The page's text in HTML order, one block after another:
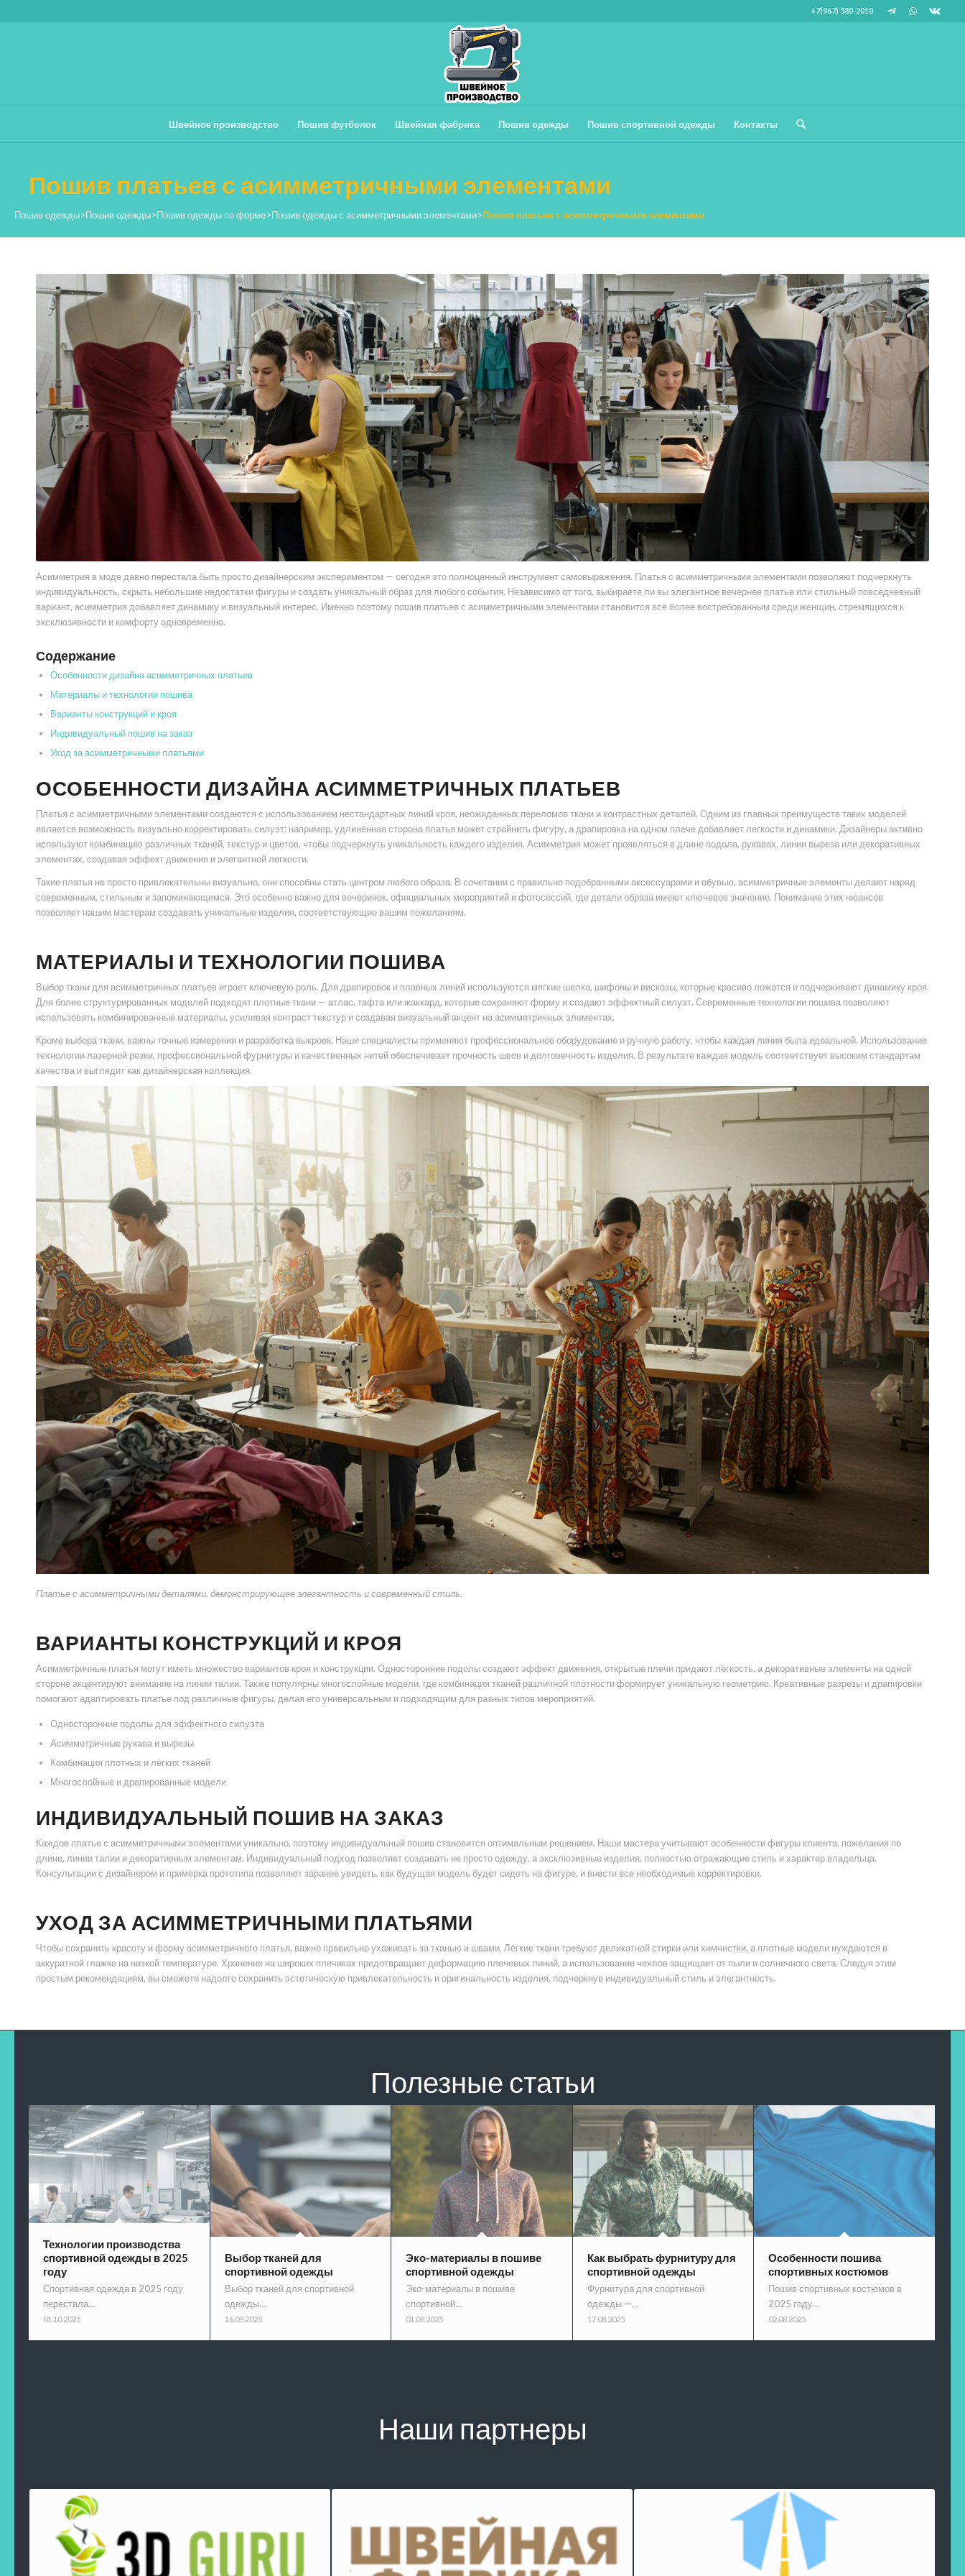
+7(967) 580-2010
Швейное производство Пошив футболок Швейная фабрика Пошив одежды Пошив спортивной одежды Контакты
Пошив платьев с асимметричными элементами
Пошив одежды>Пошив одежды>Пошив одежды по форме>Пошив одежды с асимметричными элементами>Пошив платьев с асимметричными элементами
Асимметрия в моде давно перестала быть просто дизайнерским экспериментом — сегодня это полноценный инструмент самовыражения. Платья с асимметричными элементами позволяют подчеркнуть
индивидуальность, скрыть небольшие недостатки фигуры и создать уникальный образ для любого события. Независимо от того, выбираете ли вы элегантное вечернее платье или стильный повседневный
вариант, асимметрия добавляет динамику и визуальный интерес. Именно поэтому пошив платьев с асимметричными элементами становится всё более востребованным среди женщин, стремящихся к
эксклюзивности и комфорту одновременно.
Содержание
Особенности дизайна асимметричных платьев
Материалы и технологии пошива
Варианты конструкций и кроя
Индивидуальный пошив на заказ
Уход за асимметричными платьями
ОСОБЕННОСТИ ДИЗАЙНА АСИММЕТРИЧНЫХ ПЛАТЬЕВ
Платья с асимметричными элементами создаются с использованием нестандартных линий кроя, неожиданных переломов ткани и контрастных деталей. Одним из главных преимуществ таких моделей
является возможность визуально корректировать силуэт: например, удлинённая сторона платья может стройнить фигуру, а драпировка на одном плече добавляет легкости и динамики. Дизайнеры активно
используют комбинацию различных тканей, текстур и цветов, чтобы подчеркнуть уникальность каждого изделия. Асимметрия может проявляться в длине подола, рукавах, линии выреза или декоративных
элементах, создавая эффект движения и элегантной легкости.
Такие платья не просто привлекательны визуально, они способны стать центром любого образа. В сочетании с правильно подобранными аксессуарами и обувью, асимметричные элементы делают наряд
современным, стильным и запоминающимся. Это особенно важно для вечеринок, официальных мероприятий и фотосессий, где детали образа имеют ключевое значение. Понимание этих нюансов
позволяет нашим мастерам создавать уникальные изделия, соответствующие вашим пожеланиям.
МАТЕРИАЛЫ И ТЕХНОЛОГИИ ПОШИВА
Выбор ткани для асимметричных платьев играет ключевую роль. Для драпировок и плавных линий используются мягкие шелка, шифоны и вискозы, которые красиво ложатся и подчеркивают динамику кроя.
Для более структурированных моделей подходят плотные ткани — атлас, тафта или жаккард, которые сохраняют форму и создают эффектный силуэт. Современные технологии пошива позволяют
использовать комбинированные материалы, усиливая контраст текстур и создавая визуальный акцент на асимметричных элементах.
Кроме выбора ткани, важны точные измерения и разработка выкроек. Наши специалисты применяют профессиональное оборудование и ручную работу, чтобы каждая линия была идеальной. Использование
технологии лазерной резки, профессиональной фурнитуры и качественных нитей обеспечивает прочность швов и долговечность изделия. В результате каждая модель соответствует высоким стандартам
качества и выглядит как дизайнерская коллекция.
Платье с асимметричными деталями, демонстрирующее элегантность и современный стиль.
ВАРИАНТЫ КОНСТРУКЦИЙ И КРОЯ
Асимметричные платья могут иметь множество вариантов кроя и конструкции. Односторонние подолы создают эффект движения, открытые плечи придают лёгкость, а декоративные элементы на одной
стороне акцентируют внимание на линии талии. Также популярны многослойные модели, где комбинация тканей различной плотности формирует уникальную геометрию. Креативные разрезы и драпировки
помогают адаптировать платье под различные фигуры, делая его универсальным и подходящим для разных типов мероприятий.
Односторонние подолы для эффектного силуэта
Асимметричные рукава и вырезы
Комбинация плотных и лёгких тканей
Многослойные и драпированные модели
ИНДИВИДУАЛЬНЫЙ ПОШИВ НА ЗАКАЗ
Каждое платье с асимметричными элементами уникально, поэтому индивидуальный пошив становится оптимальным решением. Наши мастера учитывают особенности фигуры клиента, пожелания по
длине, линии талии и декоративным элементам. Индивидуальный подход позволяет создавать не просто одежду, а эксклюзивные изделия, полностью отражающие стиль и характер владельца.
Консультации с дизайнером и примерка прототипа позволяют заранее увидеть, как будущая модель будет сидеть на фигуре, и внести все необходимые корректировки.
УХОД ЗА АСИММЕТРИЧНЫМИ ПЛАТЬЯМИ
Чтобы сохранить красоту и форму асимметричного платья, важно правильно ухаживать за тканью и швами. Лёгкие ткани требуют деликатной стирки или химчистки, а плотные модели нуждаются в
аккуратной глажке на низкой температуре. Хранение на широких плечиках предотвращает деформацию плечевых линий, а использование чехлов защищает от пыли и солнечного света. Следуя этим
простым рекомендациям, вы сможете надолго сохранить эстетическую привлекательность и оригинальность изделия, подчеркнув индивидуальный стиль и элегантность.
Полезные статьи
Технологии производства
спортивной одежды в 2025
году
Спортивная одежда в 2025 году
перестала…
01.10.2025
Выбор тканей для
спортивной одежды
Выбор тканей для спортивной
одежды…
16.09.2025
Эко-материалы в пошиве
спортивной одежды
Эко-материалы в пошиве
спортивной…
01.09.2025
Как выбрать фурнитуру для
спортивной одежды
Фурнитура для спортивной
одежды —…
17.08.2025
Особенности пошива
спортивных костюмов
Пошив спортивных костюмов в
2025 году…
02.08.2025
Наши партнеры